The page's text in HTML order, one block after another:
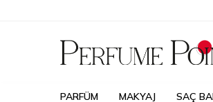
PARFÜM MAKYAJ SAÇ